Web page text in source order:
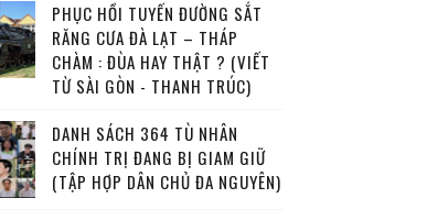
PHỤC HỒI TUYẾN ĐƯỜNG SẮT
RĂNG CƯA ĐÀ LẠT – THÁP
CHÀM : ĐÙA HAY THẬT ? (VIẾT
TỪ SÀI GÒN - THANH TRÚC)
DANH SÁCH 364 TÙ NHÂN
CHÍNH TRỊ ĐANG BỊ GIAM GIỮ
(TẬP HỢP DÂN CHỦ ĐA NGUYÊN)